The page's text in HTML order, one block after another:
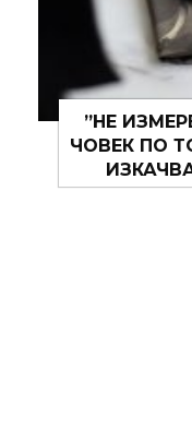
”НЕ
ЧОВЕК ПО
ОТСКАЧА,